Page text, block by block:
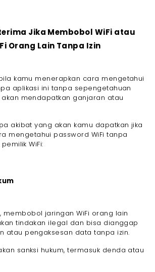
Jika Membobol WiFi atau
Orang Lain Tanpa Izin
kamu menerapkan cara mengetahui
aplikasi ini tanpa sepengetahuan
akan mendapatkan ganjaran atau
akibat yang akan kamu dapatkan jika
mengetahui password WiFi tanpa
WiFi:
membobol jaringan WiFi orang lain
tindakan ilegal dan bisa dianggap
atau pengaksesan data tanpa izin.
sanksi hukum, termasuk denda atau